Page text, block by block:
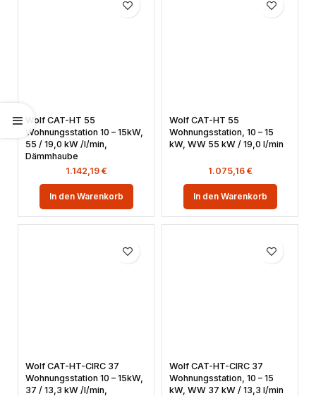
Wolf CAT-HT 55
Wohnungsstation 10 – 15kW,
55 / 19,0 kW /l/min,
Dämmhaube
1.142,19 €
In den Warenkorb
Wolf CAT-HT 55
Wohnungsstation, 10 – 15
kW, WW 55 kW / 19,0 l/min
1.075,16 €
In den Warenkorb
Wolf CAT-HT-CIRC 37
Wohnungsstation 10 – 15kW,
37 / 13,3 kW /l/min,
Wolf CAT-HT-CIRC 37
Wohnungsstation, 10 – 15
kW, WW 37 kW / 13,3 l/min